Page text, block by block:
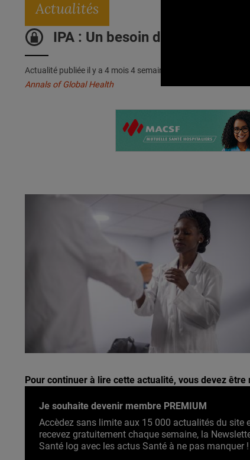
Actualités
IPA : Un besoin de
Actualité publiée il y a 4 mois 4 semaines 1 jour
Annals of Global Health
Pour continuer à lire cette actualité, vous devez
Je souhaite devenir membre PREMIUM
Accèdez sans limite aux 15 000 actualités du site
recevez gratuitement chaque semaine, la
Santé log avec les actus Santé à ne pas manquer !